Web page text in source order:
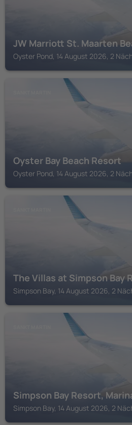
JW Marriott St. Maarten
Oyster Pond, 14 August 2026, 2
Oyster Bay Beach Resort
Oyster Pond, 14 August 2026, 2
The Villas at Simpson Bay
Simpson Bay, 14 August 2026, 2
Simpson Bay Resort,
Simpson Bay, 14 August 2026, 2